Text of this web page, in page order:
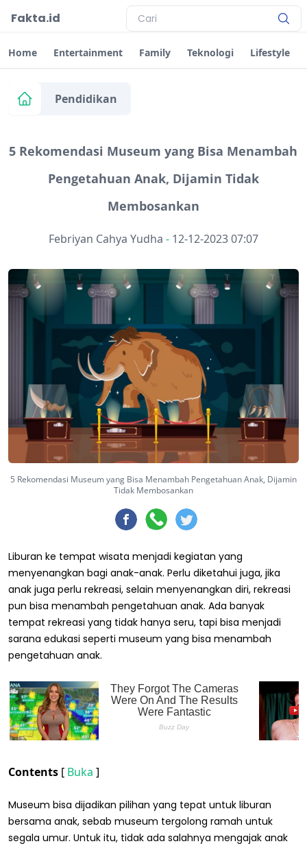
Fakta.id
Home Entertainment Family Teknologi Lifestyle
Pendidikan
5 Rekomendasi Museum yang Bisa Menambah
Pengetahuan Anak, Dijamin Tidak
Membosankan
Febriyan Cahya Yudha - 12-12-2023 07:07
5 Rekomendasi Museum yang Bisa Menambah Pengetahuan Anak, Dijamin
Tidak Membosankan
Liburan ke tempat wisata menjadi kegiatan yang
menyenangkan bagi anak-anak. Perlu diketahui juga, jika
anak juga perlu rekreasi, selain menyenangkan diri, rekreasi
pun bisa menambah pengetahuan anak. Ada banyak
tempat rekreasi yang tidak hanya seru, tapi bisa menjadi
sarana edukasi seperti museum yang bisa menambah
pengetahuan anak.
Contents [ Buka ]
Museum bisa dijadikan pilihan yang tepat untuk liburan
bersama anak, sebab museum tergolong ramah untuk
segala umur. Untuk itu, tidak ada salahnya mengajak anak